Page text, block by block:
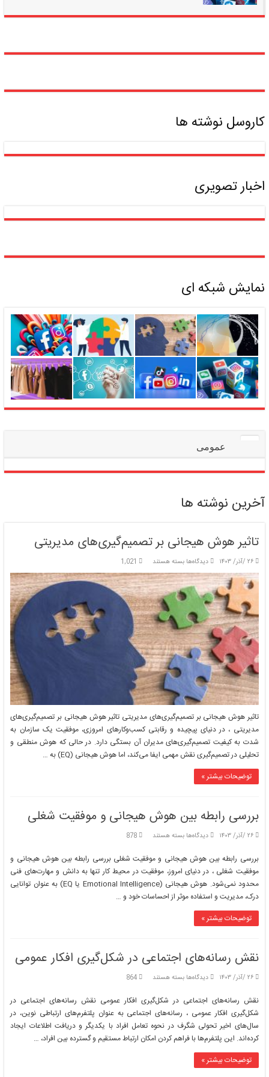
اجتماعی
کاروسل نوشته ها
اخبار تصویری
نمایش شبکه ای
عمومی
آخرین نوشته ها
تاثیر هوش هیجانی بر تصمیم‌گیری‌های مدیریتی
۲۶ /آذر/ ۱۴۰۳ دیدگاه‌هابرای
تاثیر
هوش
هیجانی
بر
تصمیم‌گیری‌های
مدیریتی
بسته هستند 1,021
تاثیر هوش هیجانی بر تصمیم‌گیری‌های مدیریتی تاثیر هوش هیجانی بر تصمیم‌گیری‌های
مدیریتی ، در دنیای پیچیده و رقابتی کسب‌وکارهای امروزی، موفقیت یک سازمان به
شدت به کیفیت تصمیم‌گیری‌های مدیران آن بستگی دارد. در حالی که هوش منطقی و
تحلیلی در تصمیم‌گیری نقش مهمی ایفا می‌کند، اما هوش هیجانی (EQ) به …
توضیحات بیشتر »
بررسی رابطه بین هوش هیجانی و موفقیت شغلی
۲۶ /آذر/ ۱۴۰۳ دیدگاه‌هابرای
رابطه
بین
هوش
هیجانی
و
بسته هستند 878
بررسی رابطه بین هوش هیجانی و موفقیت شغلی بررسی رابطه بین هوش هیجانی و
موفقیت شغلی ، در دنیای امروز، موفقیت در محیط کار تنها به دانش و مهارت‌های فنی
محدود نمی‌شود. هوش هیجانی (Emotional Intelligence یا EQ) به عنوان توانایی
درک، مدیریت و استفاده موثر از احساسات خود و …
توضیحات بیشتر »
نقش رسانه‌های اجتماعی در شکل‌گیری افکار عمومی
۲۶ /آذر/ ۱۴۰۳ دیدگاه‌هابرای
رسانه‌های
اجتماعی
در
شکل‌گیری
افکار
بسته هستند 864
نقش رسانه‌های اجتماعی در شکل‌گیری افکار عمومی نقش رسانه‌های اجتماعی در
شکل‌گیری افکار عمومی ، رسانه‌های اجتماعی به عنوان پلتفرم‌های ارتباطی نوین، در
سال‌های اخیر تحولی شگرف در نحوه تعامل افراد با یکدیگر و دریافت اطلاعات ایجاد
کرده‌اند. این پلتفرم‌ها با فراهم کردن امکان ارتباط مستقیم و گسترده بین افراد، …
توضیحات بیشتر »